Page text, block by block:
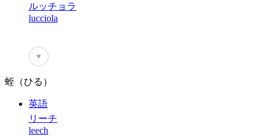
ルッチョラ
lucciola
♥
蛭（ひる）
英語
リーチ
leech